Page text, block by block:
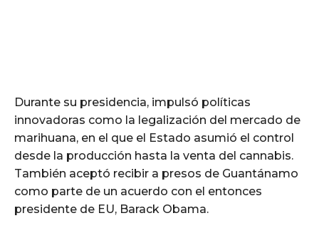
Durante su presidencia, impulsó políticas
innovadoras como la legalización del mercado de
marihuana, en el que el Estado asumió el control
desde la producción hasta la venta del cannabis.
También aceptó recibir a presos de Guantánamo
como parte de un acuerdo con el entonces
presidente de EU, Barack Obama.